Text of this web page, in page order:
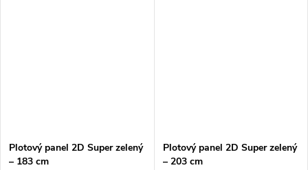
Plotový panel 2D Super zelený
– 183 cm
Plotový panel 2D Super zelený
– 203 cm